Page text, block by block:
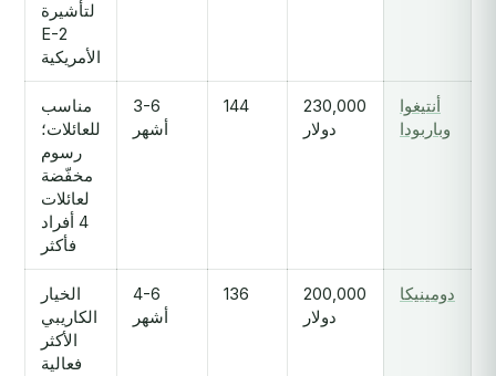
لتأشيرة
E-2
الأمريكية
أنتيغوا
وباربودا
230,000
دولار
144
3-6
أشهر
مناسب
للعائلات؛
رسوم
مخفّضة
لعائلات
4 أفراد
فأكثر
دومينيكا
200,000
دولار
136
4-6
أشهر
الخيار
الكاريبي
الأكثر
فعالية